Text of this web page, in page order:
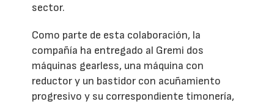
sector.
Como parte de esta colaboración, la
compañía ha entregado al Gremi dos
máquinas gearless, una máquina con
reductor y un bastidor con acuñamiento
progresivo y su correspondiente timonería,